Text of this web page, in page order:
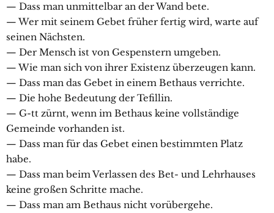
— Dass man unmittelbar an der Wand bete.
— Wer mit seinem Gebet früher fertig wird, warte auf
seinen Nächsten.
— Der Mensch ist von Gespenstern umgeben.
— Wie man sich von ihrer Existenz überzeugen kann.
— Dass man das Gebet in einem Bethaus verrichte.
— Die hohe Bedeutung der Tefillin.
— G-tt zürnt, wenn im Bethaus keine vollständige
Gemeinde vorhanden ist.
— Dass man für das Gebet einen bestimmten Platz
habe.
— Dass man beim Verlassen des Bet- und Lehrhauses
keine großen Schritte mache.
— Dass man am Bethaus nicht vorübergehe.